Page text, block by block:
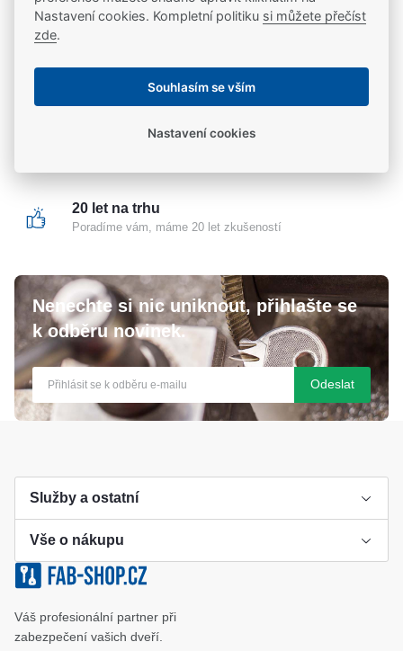
Při každém nákupu nad 2 000 Kč
Odborné poradenství
Poradíme vám s výběrem i montáží
Certifikovaný partner
20 let na trhu
Poradíme vám, máme 20 let zkušeností
Nenechte si nic uniknout, přihlašte se
k odběru novinek.
Odeslat
Služby a ostatní
Výroba klíče
Klíčové systémy
Katalog
Vše o nákupu
Cookies a podmínky používání
Ochrana osobních údajů
Váš profesionální partner při
zabezpečení vašich dveří.
Nastavení cookies. Kompletní politiku si můžete přečíst
zde.
Souhlasím se vším
Nastavení cookies